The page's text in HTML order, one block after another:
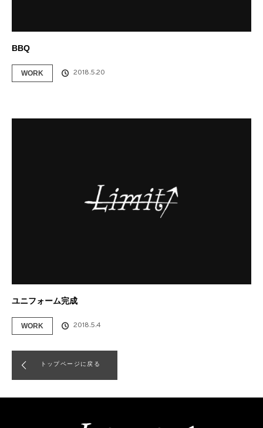
BBQ
WORK 2018.5.20
ユニフォーム完成
WORK 2018.5.4
トップページに戻る